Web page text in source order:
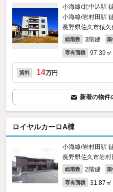
小海線/北中込駅
小海線/岩村田駅
長野県佐久市猿久
総階数 3階建 築
専有面積 97.39㎡
賃料 14万円
新着の物件
ロイヤルカーロA棟
小海線/岩村田駅
長野県佐久市岩村
総階数 2階建 築
専有面積 31.87㎡